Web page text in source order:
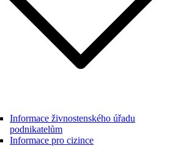
Informace živnostenského úřadu
podnikatelům
Informace pro cizince